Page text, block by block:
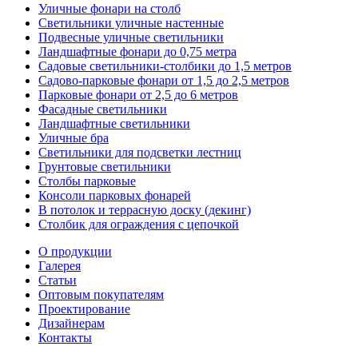
Уличные фонари на столб
Светильники уличные настенные
Подвесные уличные светильники
Ландшафтные фонари до 0,75 метра
Садовые светильники-столбики до 1,5 метров
Садово-парковые фонари от 1,5 до 2,5 метров
Парковые фонари от 2,5 до 6 метров
Фасадные светильники
Ландшафтные светильники
Уличные бра
Светильники для подсветки лестниц
Грунтовые светильники
Столбы парковые
Консоли парковых фонарей
В потолок и террасную доску (декинг)
Столбик для ограждения с цепочкой
О продукции
Галерея
Статьи
Оптовым покупателям
Проектирование
Дизайнерам
Контакты